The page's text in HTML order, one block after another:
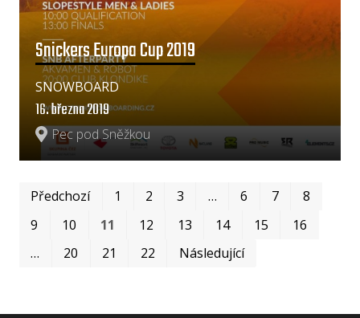
Snickers Europa Cup 2019
Pec pod Sněžkou
16. března 2019
SNOWBOARD
Předchozí 1 2 3 … 6 7
8
9
10 11 12 13 14 15
16
…
20 21 22 Následující